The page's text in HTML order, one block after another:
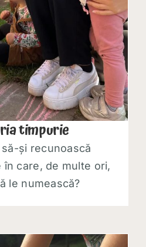
timpurie
și recunoască
care, de multe ori,
le numească?